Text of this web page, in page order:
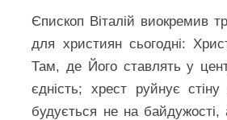
Єпископ Віталій виокремив
для християн сьогодні:
Там, де Його ставлять у
єдність; хрест руйнує
будується не на